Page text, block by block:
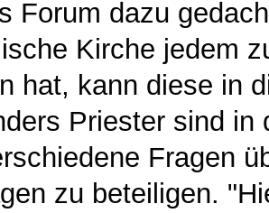
Forum dazu
Kirche jedem
hat, kann diese in
Priester sind in
Fragen
zu beteiligen.